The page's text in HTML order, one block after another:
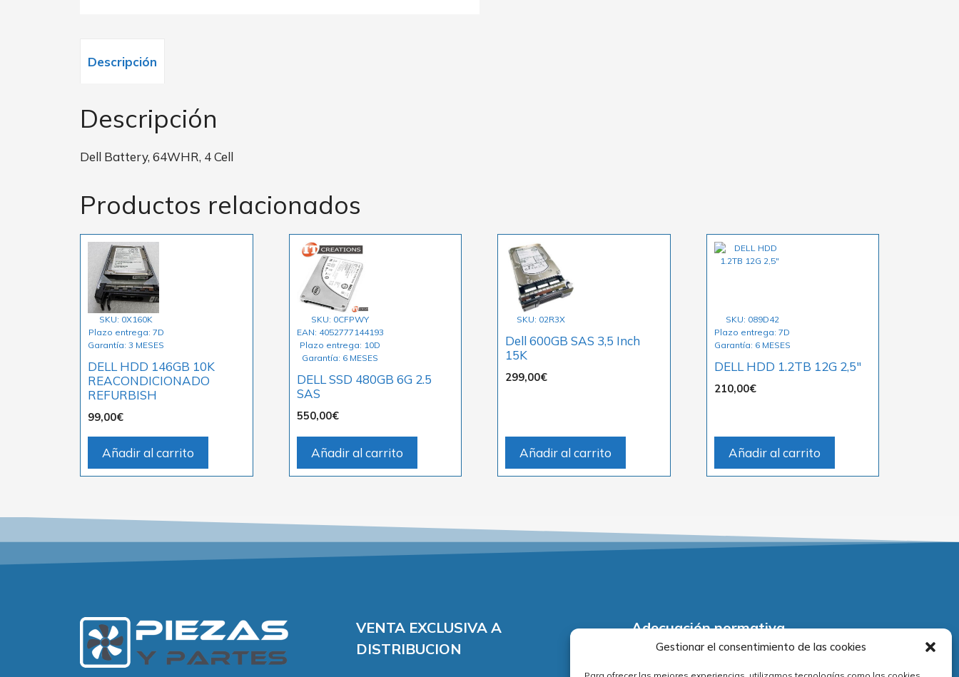
Gestionar el consentimiento de las cookies
Descripción
Descripción
Dell Battery, 64WHR, 4 Cell
Productos relacionados
SKU: 0X160K
Plazo entrega: 7D
Garantía: 3 MESES
DELL HDD 146GB 10K
REACONDICIONADO
REFURBISH
99,00€
Añadir al carrito
SKU: 0CFPWY
EAN: 4052777144193
Plazo entrega: 10D
Garantía: 6 MESES
DELL SSD 480GB 6G 2.5
SAS
550,00€
Añadir al carrito
SKU: 02R3X
Dell 600GB SAS 3,5 Inch
15K
299,00€
Añadir al carrito
SKU: 089D42
Plazo entrega: 7D
Garantía: 6 MESES
DELL HDD 1.2TB 12G 2,5″
210,00€
Añadir al carrito
VENTA EXCLUSIVA A
DISTRIBUCION
Adecuación normativa
Aviso legal